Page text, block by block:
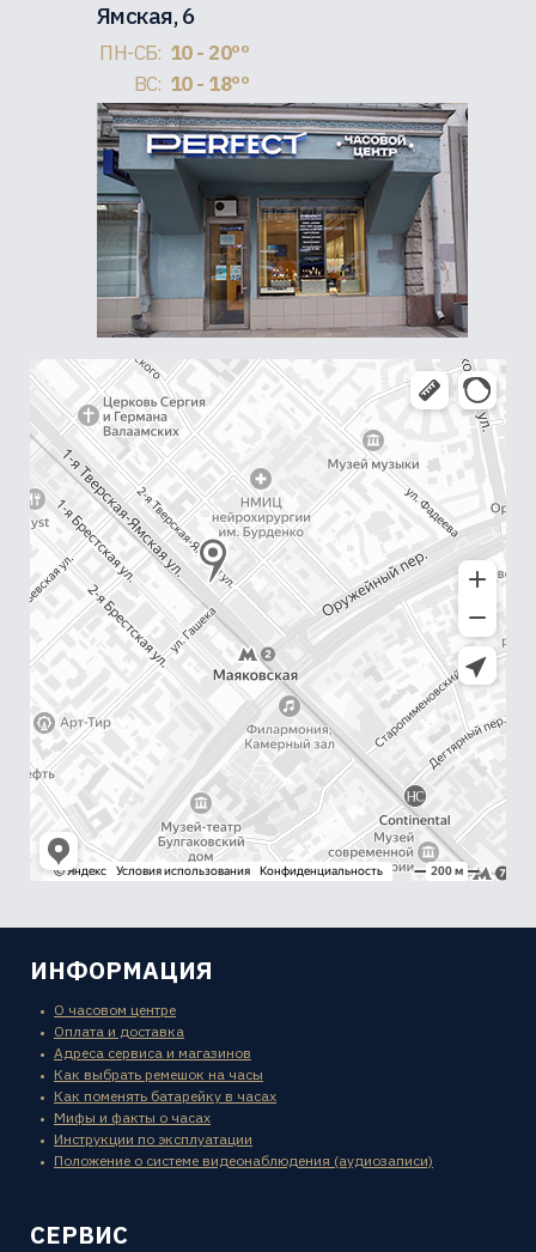
Ямская, 6
ПН-СБ: 10 - 20ºº
ВС: 10 - 18ºº
ИНФОРМАЦИЯ
О часовом центре
Оплата и доставка
Адреса сервиса и магазинов
Как выбрать ремешок на часы
Как поменять батарейку в часах
Мифы и факты о часах
Инструкции по эксплуатации
Положение о системе видеонаблюдения (аудиозаписи)
СЕРВИС